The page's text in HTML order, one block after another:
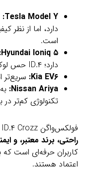
Tesla Model Y:
است.
Hyundai Ioniq ۵:
دارد؛ ID.۴ حس لوکس‌تر و متعادل‌تری ارائه می‌دهد.
Kia EV۶:
Nissan Ariya:
تکنولوژی کم‌تر
فولکس‌واگن ID.۴ Crozz به دلیل ارائه‌ی ترکیبی از
راحتی، برند معتبر، و
کاربران حرفه‌ای است که
اعتماد هستند.